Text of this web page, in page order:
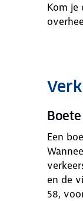
Kom je
Een
en de
58,